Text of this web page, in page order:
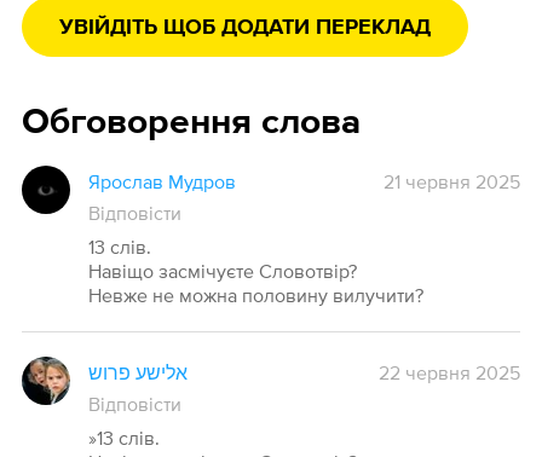
УВІЙДІТЬ ЩОБ ДОДАТИ ПЕРЕКЛАД
Обговорення слова
Ярослав Мудров
21 червня 2025
Відповісти
13 слів.
Навіщо засмічуєте Словотвір?
Невже не можна половину вилучити?
אלישע פרוש
22 червня 2025
Відповісти
»13 слів.